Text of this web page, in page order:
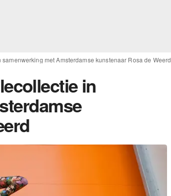
met Amsterdamse kunstenaar Rosa de Weerd
in